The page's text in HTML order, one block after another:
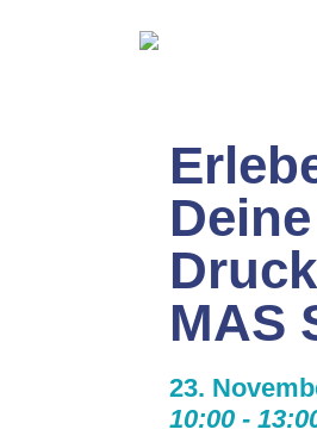
MAS
23.
10:00 -